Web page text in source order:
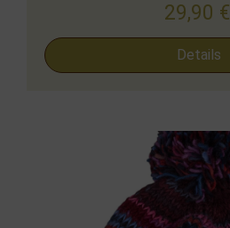
29,90 €
Details